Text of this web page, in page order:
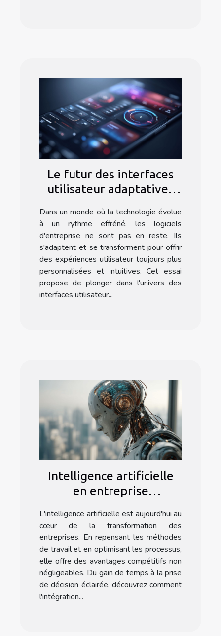
Le futur des interfaces
utilisateur adaptatives
d'entreprise
Dans un monde où la technologie évolue
à un rythme effréné, les logiciels
d'entreprise ne sont pas en reste. Ils
s'adaptent et se transforment pour offrir
des expériences utilisateur toujours plus
personnalisées et intuitives. Cet essai
propose de plonger dans l'univers des
interfaces utilisateur...
Intelligence artificielle
en entreprise
processus et avantages
compétitifs
L'intelligence artificielle est aujourd'hui au
cœur de la transformation des
entreprises. En repensant les méthodes
de travail et en optimisant les processus,
elle offre des avantages compétitifs non
négligeables. Du gain de temps à la prise
de décision éclairée, découvrez comment
l'intégration...